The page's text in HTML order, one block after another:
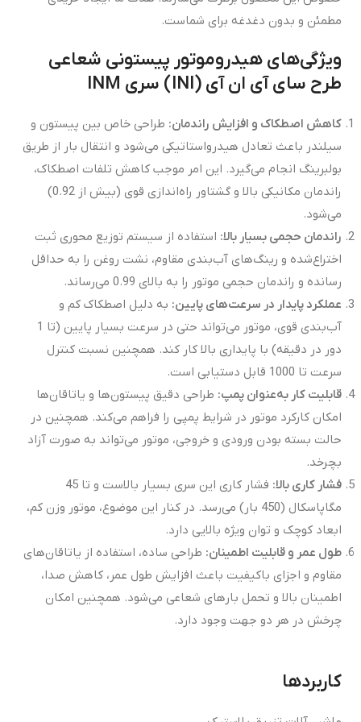
مطمئن و بدون دغدغه برای شماست.
ویژگی‌های هیدروموتور پیستونی شعاعی
طرح سای آی ان آی (INI) سری
کاهش اصطکاک و افزایش راندمان: طراحی خاص بین پیستون و
سیلندر باعث تعادل هیدرواستاتیکی می‌شود و انتقال بار از طریق
بولبرینگ انجام می‌گیرد. این امر موجب کاهش تلفات اصطکاک،
راندمان مکانیکی بالا و گشتاور راه‌اندازی قوی (بیش از 0.92)
می‌شود.
راندمان حجمی بسیار بالا: استفاده از سیستم توزیع محوری ثبت
اختراع‌شده و رینگ‌های آب‌بندی مقاوم، نشت روغن را به حداقل
رسانده و راندمان حجمی موتور را به بالای 0.99 می‌رساند.
عملکرد پایدار در سرعت‌های پایین: به دلیل اصطکاک کم و
آب‌بندی قوی، موتور می‌تواند حتی در سرعت بسیار پایین (تا 1
دور در دقیقه) با پایداری بالا کار کند. همچنین نسبت کنترل
سرعت تا 1000 قابل دستیابی است.
قابلیت کار به‌عنوان پمپ: طراحی دقیق پیستون‌ها و یاتاقان‌ها
امکان کارکرد موتور در شرایط پمپی را فراهم می‌کند. همچنین در
حالت بسته بودن ورودی و خروجی، موتور می‌تواند به صورت آزاد
بچرخد.
فشار کاری بالا:
فشار کاری این سری بسیار بالاست و تا 45
مگاپاسکال (450 بار) می‌رسد. در کنار این موضوع، موتور وزن کم،
ابعاد کوچک و توان ویژه بالایی دارد.
طول عمر و قابلیت اطمینان: طراحی ساده، استفاده از یاتاقان‌های
مقاوم و اجزای باکیفیت باعث افزایش طول عمر، کاهش صدا،
اطمینان بالا و تحمل بارهای شعاعی می‌شود. همچنین امکان
چرخش در هر دو جهت وجود دارد.
کاربردها